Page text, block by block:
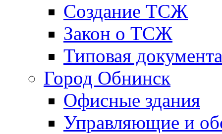
Создание ТСЖ
Закон о ТСЖ
Типовая
Город Обнинск
Офисные здания
Управляющие и